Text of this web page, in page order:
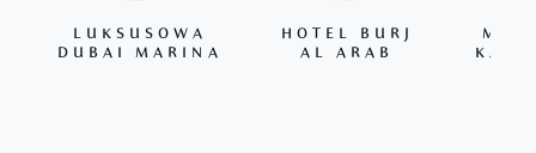
LUKSUSOWA
DUBAI MARINA
HOTEL BURJ
AL ARAB